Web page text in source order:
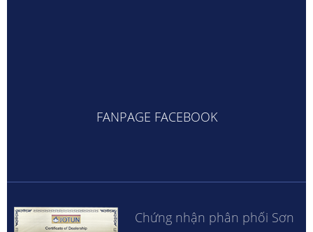
FANPAGE FACEBOOK
Chứng nhận phân phối Sơn